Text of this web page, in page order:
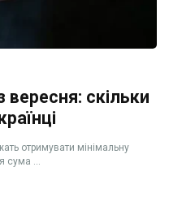
вересня: скільки
отримувати мінімальну
сума ...